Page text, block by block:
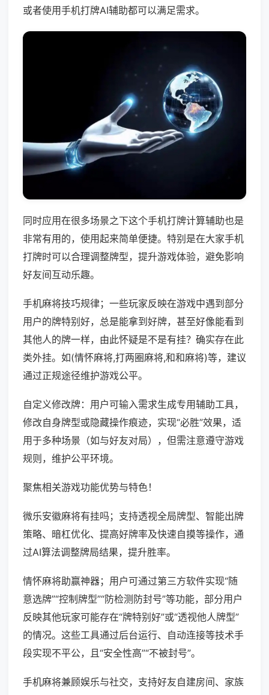
或者使用手机打牌AI辅助都可以满足需求。
同时应用在很多场景之下这个手机打牌计算辅助也是
非常有用的，使用起来简单便捷。特别是在大家手机
打牌时可以合理调整牌型，提升游戏体验，避免影响
好友间互动乐趣。
手机麻将技巧规律；一些玩家反映在游戏中遇到部分
用户的牌特别好，总是能拿到好牌，甚至好像能看到
其他人的牌一样，由此怀疑是不是有挂？确实存在此
类外挂。如(情怀麻将,打两圈麻将,和和麻将)等，建议
通过正规途径维护游戏公平。
自定义修改牌：用户可输入需求生成专用辅助工具，
修改自身牌型或隐藏操作痕迹，实现“必胜”效果，适
用于多种场景（如与好友对局），但需注意遵守游戏
规则，维护公平环境。
聚焦相关游戏功能优势与特色！
微乐安徽麻将有挂吗；支持透视全局牌型、智能出牌
策略、暗杠优化、提高好牌率及快速自摸等操作，通
过AI算法调整牌局结果，提升胜率。
情怀麻将助赢神器；用户可通过第三方软件实现“随
意选牌”“控制牌型”“防检测防封号”等功能，部分用户
反映其他玩家可能存在“牌特别好”或“透视他人牌型”
的情况。这些工具通过后台运行、自动连接等技术手
段实现不平公，且“安全性高”“不被封号”。
手机麻将兼顾娱乐与社交，支持好友自建房间、家族